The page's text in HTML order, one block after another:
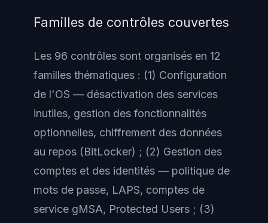
Familles de contrôles couvertes
Les 96 contrôles sont organisés en 12
familles thématiques : (1) Configuration
de l'OS — désactivation des services
inutiles, gestion des fonctionnalités
optionnelles, chiffrement des données
au repos (BitLocker) ; (2) Gestion des
comptes et des identités — politique de
mots de passe, LAPS, comptes de
service gMSA, Protected Users ; (3)